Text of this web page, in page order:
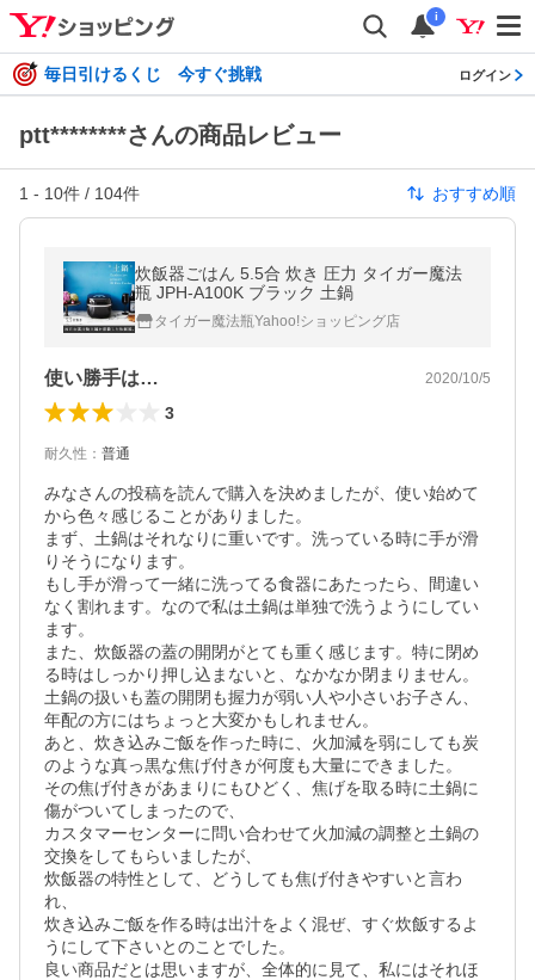
i
毎日引けるくじ 今すぐ挑戦 ログイン
ptt********さんの商品レビュー
1 - 10件 / 104件 おすすめ順
炊飯器ごはん 5.5合 炊き 圧力 タイガー魔法
瓶 JPH-A100K ブラック 土鍋
タイガー魔法瓶Yahoo!ショッピング店
使い勝手は… 2020/10/5
3
耐久性 ： 普通
みなさんの投稿を読んで購入を決めましたが、使い始めて
から色々感じることがありました。
まず、土鍋はそれなりに重いです。洗っている時に手が滑
りそうになります。
もし手が滑って一緒に洗ってる食器にあたったら、間違い
なく割れます。なので私は土鍋は単独で洗うようにしてい
ます。
また、炊飯器の蓋の開閉がとても重く感じます。特に閉め
る時はしっかり押し込まないと、なかなか閉まりません。
土鍋の扱いも蓋の開閉も握力が弱い人や小さいお子さん、
年配の方にはちょっと大変かもしれません。
あと、炊き込みご飯を作った時に、火加減を弱にしても炭
のような真っ黒な焦げ付きが何度も大量にできました。
その焦げ付きがあまりにもひどく、焦げを取る時に土鍋に
傷がついてしまったので、
カスタマーセンターに問い合わせて火加減の調整と土鍋の
交換をしてもらいましたが、
炊飯器の特性として、どうしても焦げ付きやすいと言わ
れ、
炊き込みご飯を作る時は出汁をよく混ぜ、すぐ炊飯するよ
うにして下さいとのことでした。
良い商品だとは思いますが、全体的に見て、私にはそれほ